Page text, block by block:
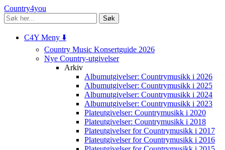
Country4you
Søk
C4Y Meny ⬇️
Country Music Konsertguide 2026
Nye Country-utgivelser
Arkiv
Albumutgivelser: Countrymusikk i 2026
Albumutgivelser: Countrymusikk i 2025
Albumutgivelser: Countrymusikk i 2024
Albumutgivelser: Countrymusikk i 2023
Plateutgivelser: Countrymusikk i 2020
Plateutgivelser: Countrymusikk i 2018
Plateutgivelser for Countrymusikk i 2017
Plateutgivelser for Countrymusikk i 2016